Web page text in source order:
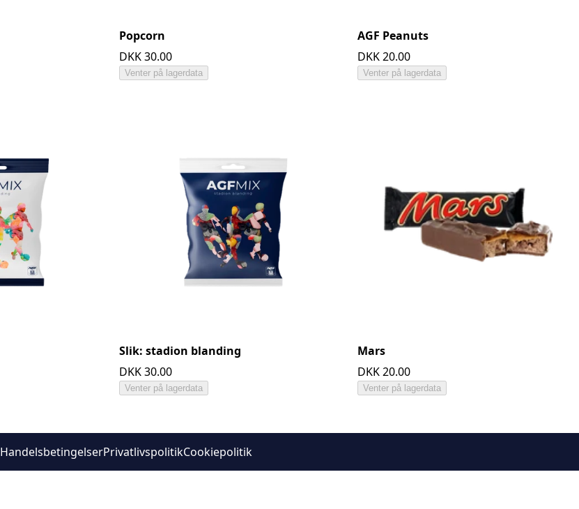
Popcorn
DKK 30.00
Venter på lagerdata
AGF Peanuts
DKK 20.00
Venter på lagerdata
Slik: stadion blanding
DKK 30.00
Venter på lagerdata
Mars
DKK 20.00
Venter på lagerdata
HandelsbetingelserPrivatlivspolitikCookiepolitik